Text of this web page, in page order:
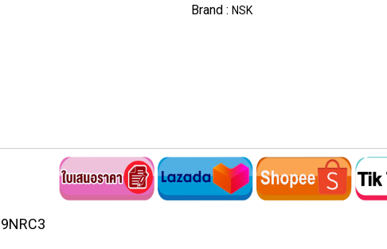
Brand : NSK